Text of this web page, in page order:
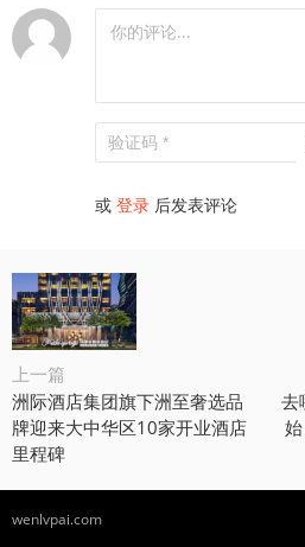
或 登录 后发表评论
上一篇
洲际酒店集团旗下洲至奢选品
牌迎来大中华区10家开业酒店
里程碑
去
wenlvpai.com